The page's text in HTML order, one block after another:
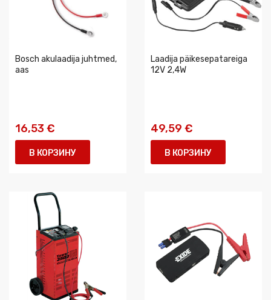
Bosch akulaadija juhtmed,
aas
16,53 €
В КОРЗИНУ
Laadija päikesepatareiga
12V 2,4W
49,59 €
В КОРЗИНУ